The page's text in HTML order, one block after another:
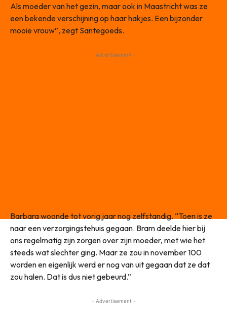
Als moeder van het gezin, maar ook in Maastricht was ze
een bekende verschijning op haar hakjes. Een bijzonder
mooie vrouw”, zegt Santegoeds.
- Advertisement -
Barbara woonde tot vorig jaar nog zelfstandig. “Toen is ze
naar een verzorgingstehuis gegaan. Bram deelde hier bij
ons regelmatig zijn zorgen over zijn moeder, met wie het
steeds wat slechter ging. Maar ze zou in november 100
worden en eigenlijk werd er nog van uit gegaan dat ze dat
zou halen. Dat is dus niet gebeurd.”
- Advertisement -